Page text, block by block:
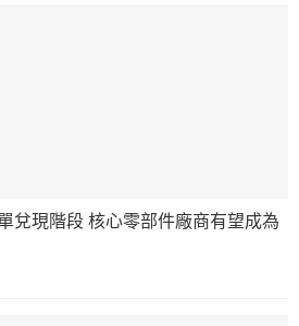
兌現階段 核心零部件廠商有望成為